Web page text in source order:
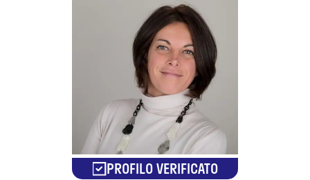
PROFILO VERIFICATO